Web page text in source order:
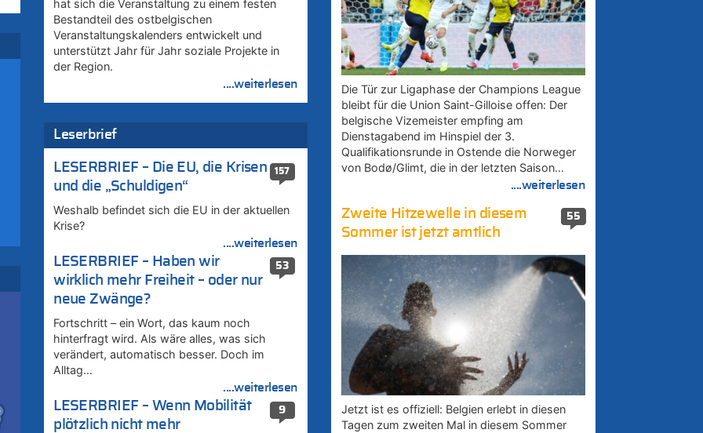
hat sich die Veranstaltung zu einem festen
Bestandteil des ostbelgischen
Veranstaltungskalenders entwickelt und
unterstützt Jahr für Jahr soziale Projekte in
der Region.
....weiterlesen
Leserbrief
157
LESERBRIEF – Die EU, die Krisen
und die „Schuldigen“
Weshalb befindet sich die EU in der aktuellen
Krise?
....weiterlesen
53
LESERBRIEF – Haben wir
wirklich mehr Freiheit – oder nur
neue Zwänge?
Fortschritt – ein Wort, das kaum noch
hinterfragt wird. Als wäre alles, was sich
verändert, automatisch besser. Doch im
Alltag…
....weiterlesen
9
LESERBRIEF – Wenn Mobilität
plötzlich nicht mehr
Die Tür zur Ligaphase der Champions League
bleibt für die Union Saint-Gilloise offen: Der
belgische Vizemeister empfing am
Dienstagabend im Hinspiel der 3.
Qualifikationsrunde in Ostende die Norweger
von Bodø/Glimt, die in der letzten Saison…
....weiterlesen
55
Zweite Hitzewelle in diesem
Sommer ist jetzt amtlich
Jetzt ist es offiziell: Belgien erlebt in diesen
Tagen zum zweiten Mal in diesem Sommer